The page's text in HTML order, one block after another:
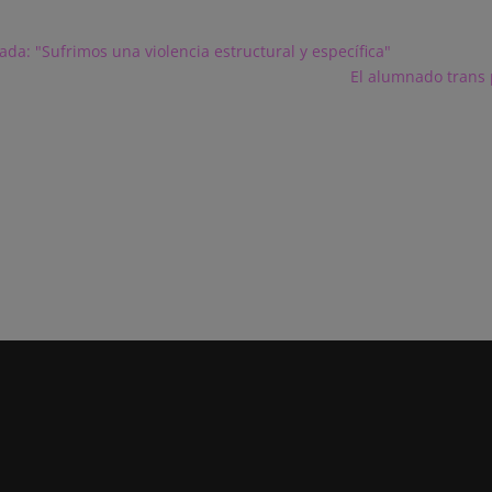
"Sufrimos una violencia estructural y específica"
El alumnado